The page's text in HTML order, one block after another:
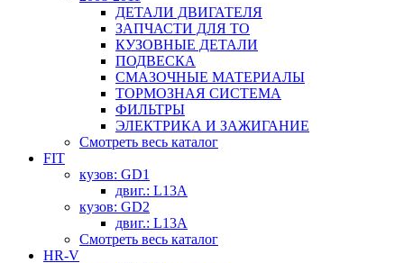
ДЕТАЛИ ДВИГАТЕЛЯ
ЗАПЧАСТИ ДЛЯ ТО
КУЗОВНЫЕ ДЕТАЛИ
ПОДВЕСКА
СМАЗОЧНЫЕ МАТЕРИАЛЫ
ТОРМОЗНАЯ СИСТЕМА
ФИЛЬТРЫ
ЭЛЕКТРИКА И ЗАЖИГАНИЕ
Смотреть весь каталог
FIT
кузов: GD1
двиг.: L13A
кузов: GD2
двиг.: L13A
Смотреть весь каталог
HR-V